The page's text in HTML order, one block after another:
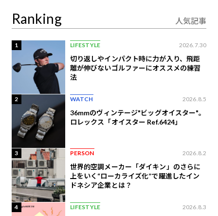
Ranking 人気記事
1 LIFESTYLE 2026.7.30
切り返しやインパクト時に力が入り、飛距
離が伸びないゴルファーにオススメの練習
法
2 WATCH 2026.8.5
36mmのヴィンテージ"ビッグオイスター"。
ロレックス「オイスター Ref.6424」
3 PERSON 2026.8.2
世界的空調メーカー「ダイキン」のさらに
上をいく“ローカライズ化”で躍進したイン
ドネシア企業とは？
4 LIFESTYLE 2026.8.3